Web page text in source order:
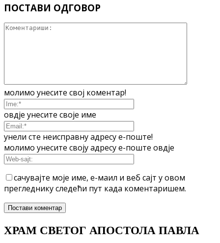
ПОСТАВИ ОДГОВОР
молимо унесите свој коментар!
овдје унесите своје име
унели сте неисправну адресу е-поште!
молимо унесите своју адресу е-поште овдје
сачувајте моје име, е-маил и веб сајт у овом
прегледнику следећи пут када коментаришем.
ХРАМ СВЕТОГ АПОСТОЛА ПАВЛА